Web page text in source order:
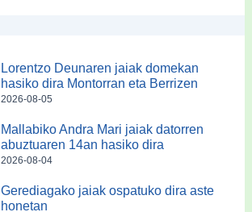
Lorentzo Deunaren jaiak domekan
hasiko dira Montorran eta Berrizen
2026-08-05
Mallabiko Andra Mari jaiak datorren
abuztuaren 14an hasiko dira
2026-08-04
Gerediagako jaiak ospatuko dira aste
honetan